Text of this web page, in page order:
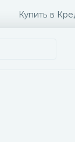
Купить в